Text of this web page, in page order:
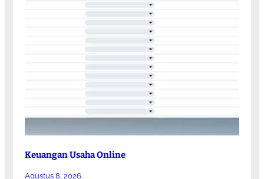
Keuangan Usaha Online
Agustus 8, 2026